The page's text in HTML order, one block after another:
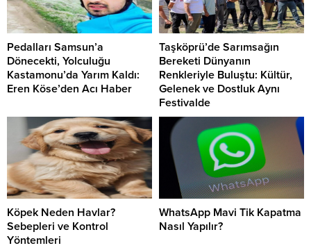
Pedalları Samsun’a
Dönecekti, Yolculuğu
Kastamonu’da Yarım Kaldı:
Eren Köse’den Acı Haber
Taşköprü’de Sarımsağın
Bereketi Dünyanın
Renkleriyle Buluştu: Kültür,
Gelenek ve Dostluk Aynı
Festivalde
Köpek Neden Havlar?
Sebepleri ve Kontrol
Yöntemleri
WhatsApp Mavi Tik Kapatma
Nasıl Yapılır?